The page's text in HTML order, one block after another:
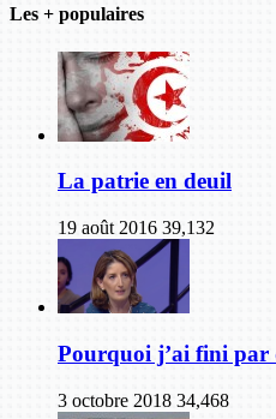
Les + populaires
La patrie en deuil
19 août 2016 39,132
Pourquoi j’ai fini par
3 octobre 2018 34,468